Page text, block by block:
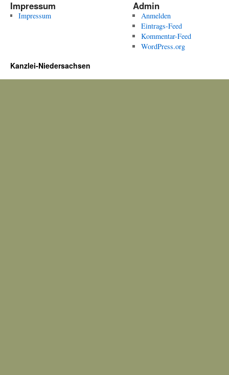
Impressum
Impressum
Admin
Anmelden
Eintrags-Feed
Kommentar-Feed
WordPress.org
Kanzlei-Niedersachsen